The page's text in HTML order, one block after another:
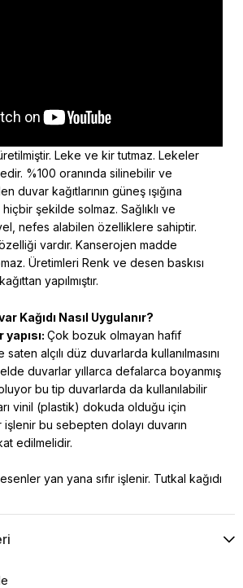
Leke ve kir tutmaz. Lekeler
%100 oranında silinebilir ve
duvar kağıtlarının güneş ışığına
hiçbir şekilde solmaz. Sağlıklı ve
nefes alabilen özelliklere sahiptir.
vardır. Kanserojen madde
Üretimleri Renk ve desen baskısı
yapılmıştır.
Kağıdı Nasıl Uygulanır?
Çok bozuk olmayan hafif
alçılı düz duvarlarda kullanılmasını
duvarlar yıllarca defalarca boyanmış
bu tip duvarlarda da kullanılabilir
vinil (plastik) dokuda olduğu için
işlenir bu sebepten dolayı duvarın
edilmelidir.
yan yana sıfır işlenir. Tutkal kağıdı